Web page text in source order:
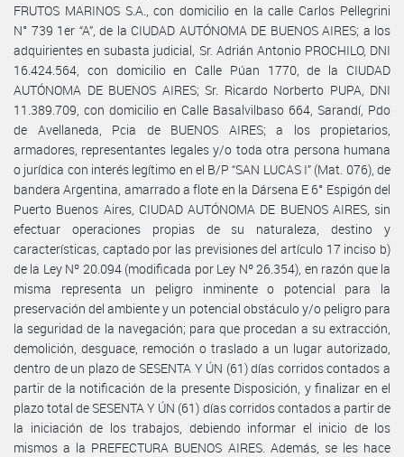
FRUTOS MARINOS S.A., con domicilio en la calle Carlos Pellegrini
N° 739 1er “A”, de la CIUDAD AUTÓNOMA DE BUENOS AIRES; a los
adquirientes en subasta judicial, Sr. Adrián Antonio PROCHILO, DNI
16.424.564, con domicilio en Calle Púan 1770, de la CIUDAD
AUTÓNOMA DE BUENOS AIRES; Sr. Ricardo Norberto PUPA, DNI
11.389.709, con domicilio en Calle Basalvilbaso 664, Sarandí, Pdo
de Avellaneda, Pcia de BUENOS AIRES; a los propietarios,
armadores, representantes legales y/o toda otra persona humana
o jurídica con interés legítimo en el B/P “SAN LUCAS I” (Mat. 076), de
bandera Argentina, amarrado a flote en la Dársena E 6° Espigón del
Puerto Buenos Aires, CIUDAD AUTÓNOMA DE BUENOS AIRES, sin
efectuar operaciones propias de su naturaleza, destino y
características, captado por las previsiones del artículo 17 inciso b)
de la Ley Nº 20.094 (modificada por Ley Nº 26.354), en razón que la
misma representa un peligro inminente o potencial para la
preservación del ambiente y un potencial obstáculo y/o peligro para
la seguridad de la navegación; para que procedan a su extracción,
demolición, desguace, remoción o traslado a un lugar autorizado,
dentro de un plazo de SESENTA Y ÚN (61) días corridos contados a
partir de la notificación de la presente Disposición, y finalizar en el
plazo total de SESENTA Y ÚN (61) días corridos contados a partir de
la iniciación de los trabajos, debiendo informar el inicio de los
mismos a la PREFECTURA BUENOS AIRES. Además, se les hace